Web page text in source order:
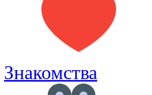
Знакомства